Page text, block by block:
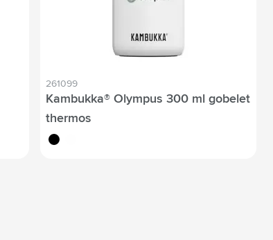
261099
Kambukka® Olympus 300 ml gobelet
thermos
noir